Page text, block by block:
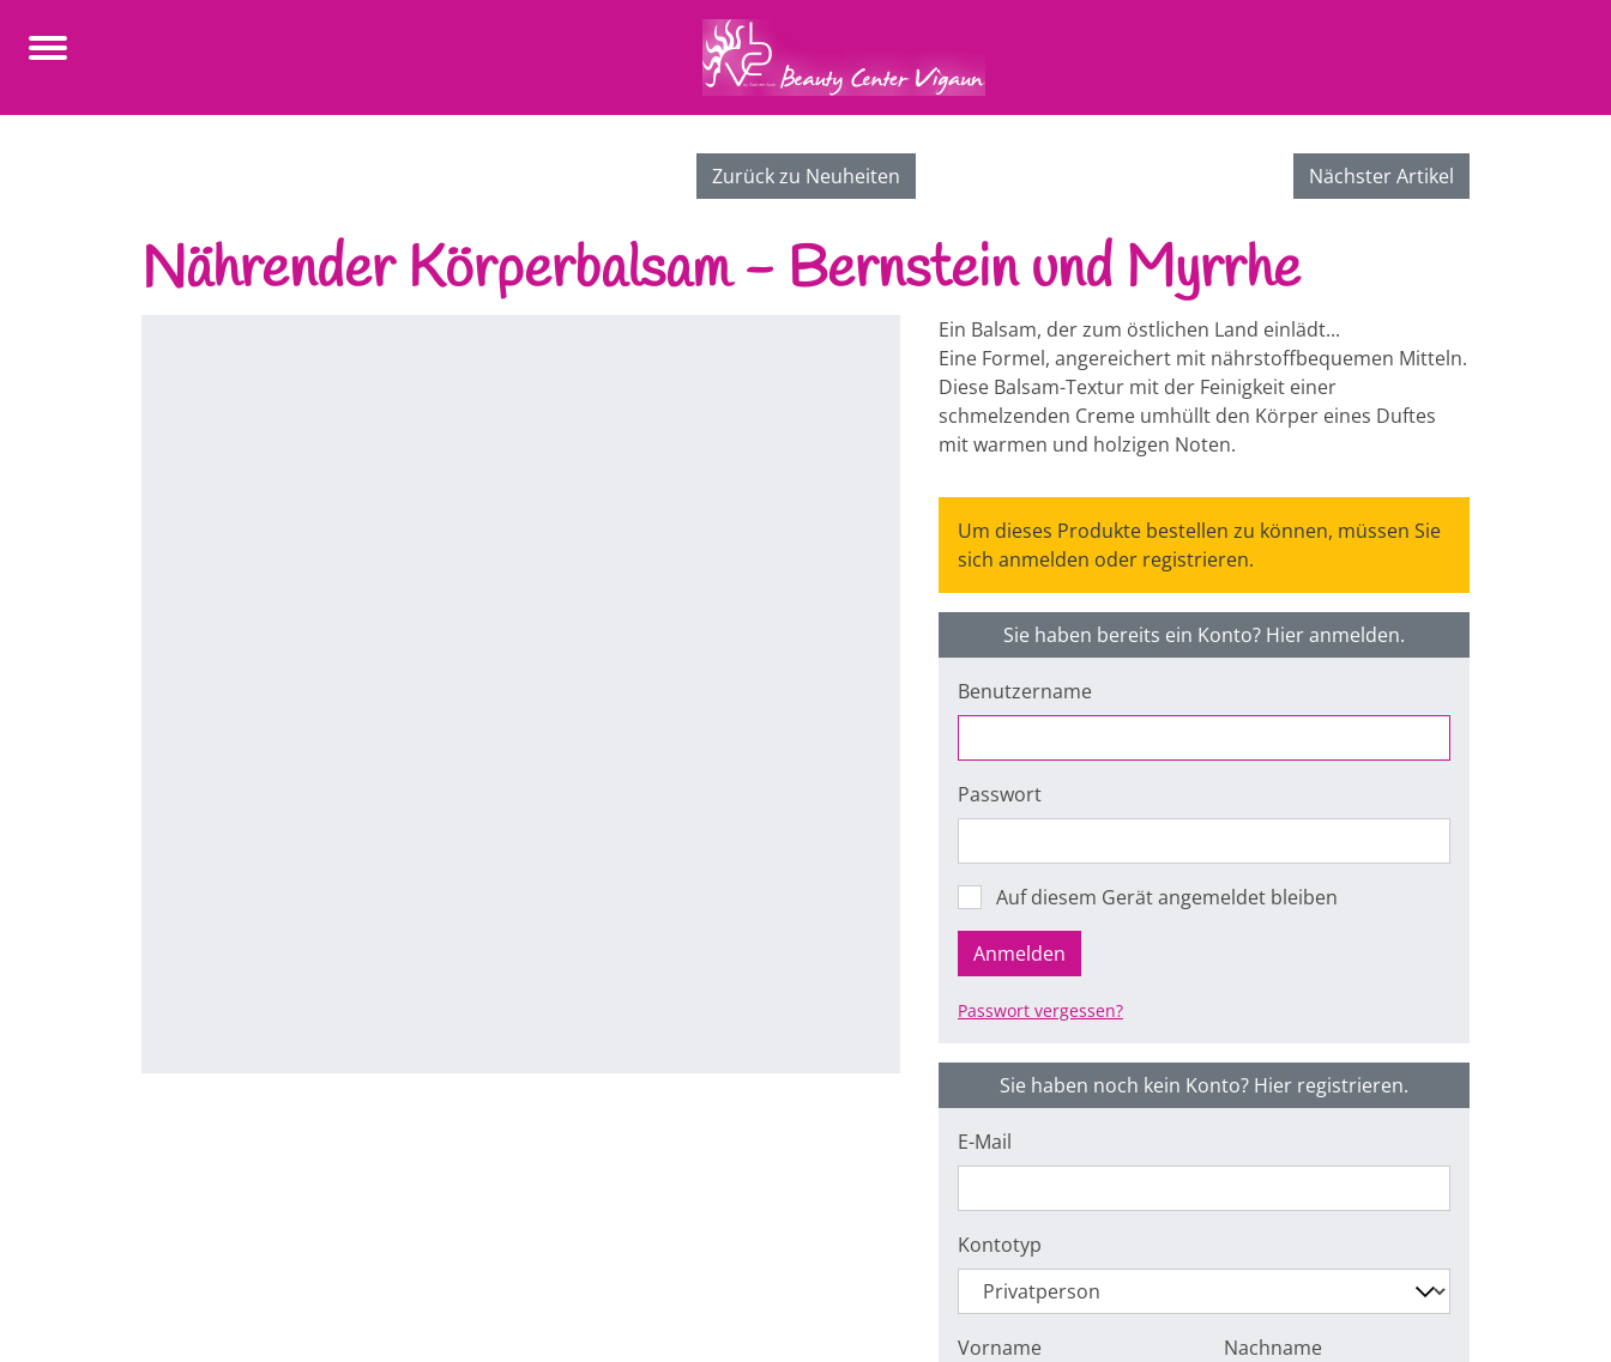
Zurück zu Neuheiten Nächster Artikel
Nährender Körperbalsam - Bernstein und Myrrhe
Ein Balsam, der zum östlichen Land einlädt...
Eine Formel, angereichert mit nährstoffbequemen Mitteln.
Diese Balsam-Textur mit der Feinigkeit einer
schmelzenden Creme umhüllt den Körper eines Duftes
mit warmen und holzigen Noten.
Um dieses Produkte bestellen zu können, müssen Sie
sich anmelden oder registrieren.
Sie haben bereits ein Konto? Hier anmelden.
Benutzername
Passwort
Auf diesem Gerät angemeldet bleiben
Anmelden
Passwort vergessen?
Sie haben noch kein Konto? Hier registrieren.
E-Mail
Kontotyp
Vorname Nachname